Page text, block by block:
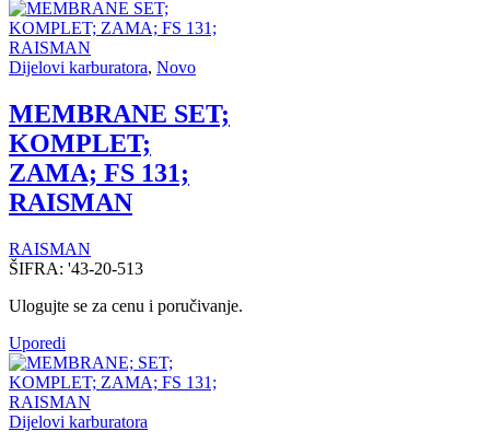
Dijelovi karburatora, Novo
MEMBRANE SET;
KOMPLET;
ZAMA; FS 131;
RAISMAN
RAISMAN
ŠIFRA: '43-20-513
Ulogujte se za cenu i poručivanje.
Uporedi
Dijelovi karburatora